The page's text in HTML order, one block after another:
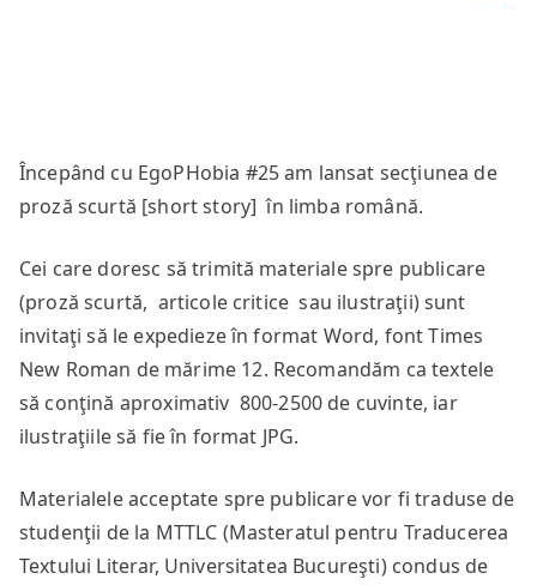
Începând cu EgoPHobia #25 am lansat secţiunea de
proză scurtă [short story] în limba română.
Cei care doresc să trimită materiale spre publicare
(proză scurtă, articole critice sau ilustraţii) sunt
invitaţi să le expedieze în format Word, font Times
New Roman de mărime 12. Recomandăm ca textele
să conţină aproximativ 800-2500 de cuvinte, iar
ilustraţiile să fie în format JPG.
Materialele acceptate spre publicare vor fi traduse de
studenţii de la MTTLC (Masteratul pentru Traducerea
Textului Literar, Universitatea Bucureşti) condus de